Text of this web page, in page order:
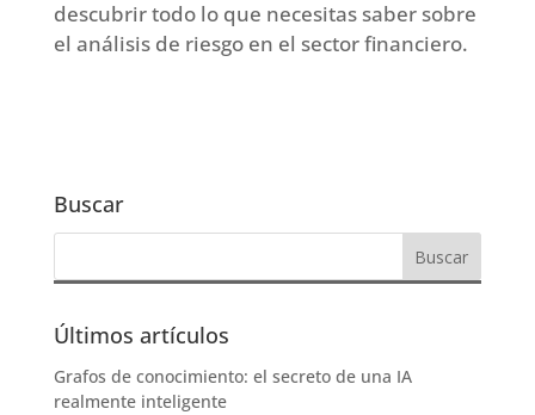
descubrir todo lo que necesitas saber sobre
el análisis de riesgo en el sector financiero.
Buscar
Últimos artículos
Grafos de conocimiento: el secreto de una IA
realmente inteligente